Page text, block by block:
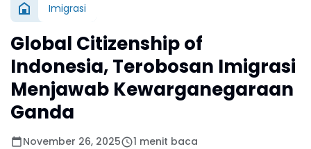
Imigrasi
Global Citizenship of
Indonesia, Terobosan Imigrasi
Menjawab Kewarganegaraan
Ganda
November 26, 2025 1 menit baca